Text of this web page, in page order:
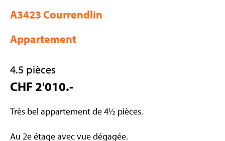
A3423 Courrendlin
Appartement
4.5 pièces
CHF 2'010.-
Très bel appartement de 4½ pièces.
Au 2e étage avec vue dégagée.